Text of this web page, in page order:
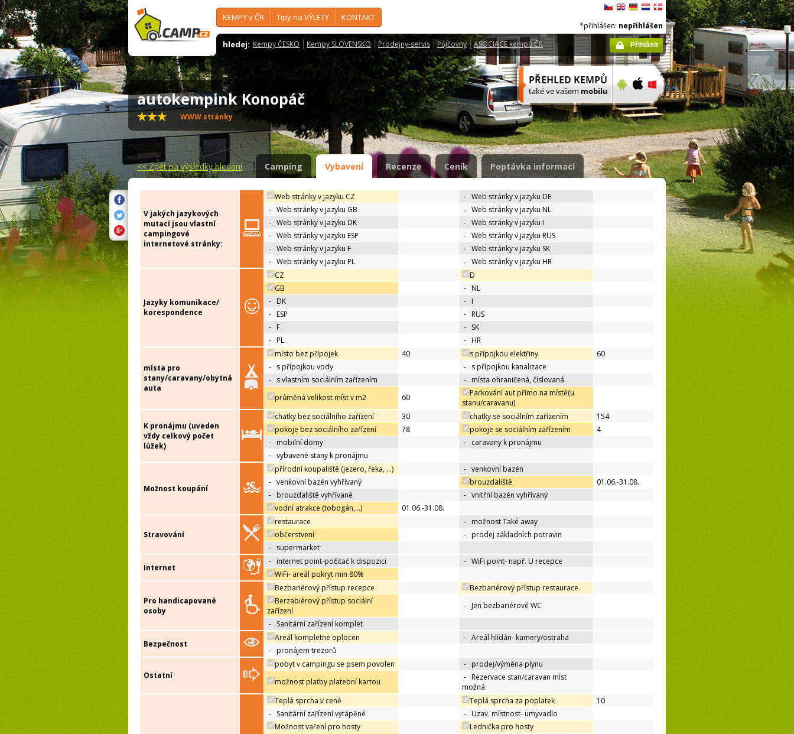
KEMPY v ČR Tipy na VÝLETY KONTAKT
hledej: Kempy ČESKO Kempy SLOVENSKO Prodejny-servis Půjčovny ASOCIACE kempů ČR
*přihlášen: nepřihlášen
Přihlásit
autokempink Konopáč
WWW stránky
<<Zpět na výsledky hledání Camping Vybavení Recenze Ceník Poptávka informací
V jakých jazykových
mutací jsou vlastní
campingové
internetové stránky:
Web stránky v jazyku CZ - Web stránky v jazyku DE
- Web stránky v jazyku GB - Web stránky v jazyku NL
- Web stránky v jazyku DK - Web stránky v jazyku I
- Web stránky v jazyku ESP - Web stránky v jazyku RUS
- Web stránky v jazyku F - Web stránky v jazyku SK
- Web stránky v jazyku PL - Web stránky v jazyku HR
Jazyky komunikace/
korespondence
CZ
D
GB
- NL
- DK - I
- ESP - RUS
- F - SK
- PL - HR
místa pro
stany/caravany/obytná
auta
místo bez přípojek 40 s přípojkou elektřiny
60
- s přípojkou vody - s přípojkou kanalizace
- s vlastním sociálním zařízením - místa ohraničená, číslovaná
průměná velikost míst v m2
60
Parkování aut přímo na místě(u
stanu/caravanu)
K pronájmu (uveden
vždy celkový počet
lůžek)
chatky bez sociálního zařízení 30 chatky se sociálním zařízením
154
pokoje bez sociálního zařízení
78 pokoje se sociálním zařízením
4
- mobilní domy - caravany k pronájmu
- vybavené stany k pronájmu
Možnost koupání
přírodní koupaliště (jezero, řeka, …) - venkovní bazén
- venkovní bazén vyhřívaný brouzdaliště
01.06.-31.08.
- brouzdaliště vyhřívané - vnitřní bazén vyhřívaný
vodní atrakce (tobogán,…)
01.06.-31.08.
Stravování
restaurace - možnost Také away
občerstvení
- prodej základních potravin
- supermarket
Internet
- internet point-počitač k dispozici - WiFi point- např. U recepce
WiFi- areál pokryt min 80%
Pro handicapované
osoby
Bezbariérový přístup recepce
Bezbariérový přístup restaurace
Berzabiérový přístup sociální
zařízení
- Jen bezbariérové WC
- Sanitární zařízení komplet
Bezpečnost
Areál kompletne oplocen - Areál hlídán- kamery/ostraha
- pronájem trezorů
Ostatní
pobyt v campingu se psem povolen - prodej/výměna plynu
možnost platby platební kartou
- Rezervace stan/caravan míst
možná
Teplá sprcha v ceně Teplá sprcha za poplatek
10
- Sanitární zařízení vytápěné - Uzav. místnost- umyvadlo
Možnost vaření pro hosty
Lednička pro hosty